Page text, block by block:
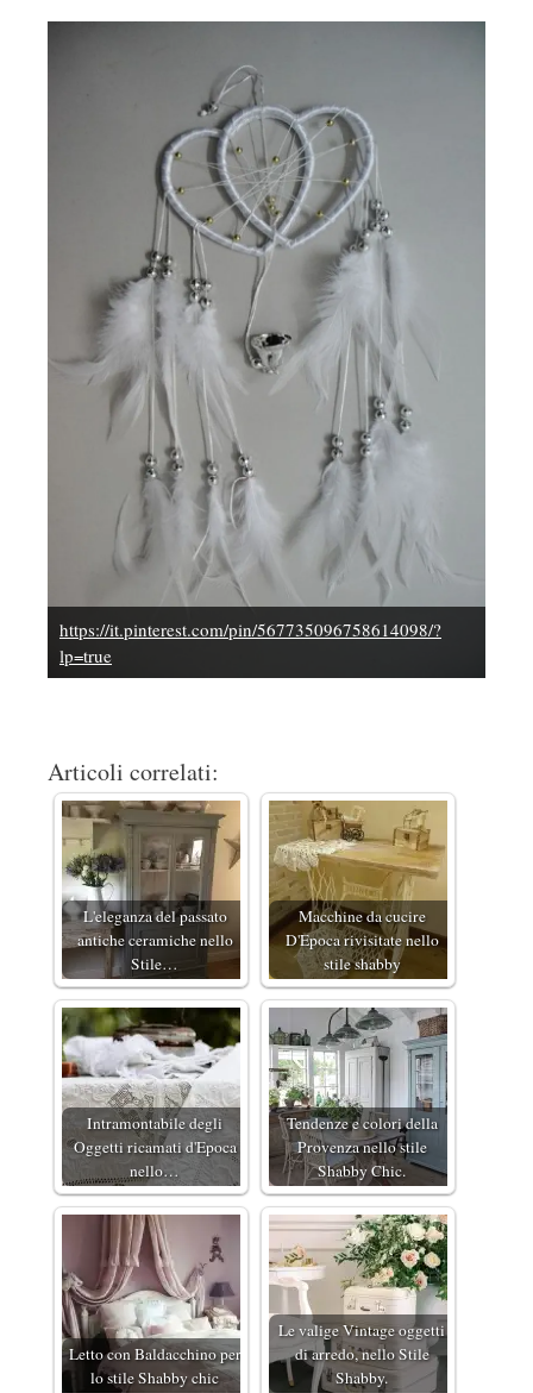
https://it.pinterest.com/pin/567735096758614098/?
lp=true
Articoli correlati:
L'eleganza del passato
antiche ceramiche nello
Stile…
Macchine da cucire
D'Epoca rivisitate nello
stile shabby
Intramontabile degli
Oggetti ricamati d'Epoca
nello…
Tendenze e colori della
Provenza nello stile
Shabby Chic.
Letto con Baldacchino per
lo stile Shabby chic
Le valige Vintage oggetti
di arredo, nello Stile
Shabby.